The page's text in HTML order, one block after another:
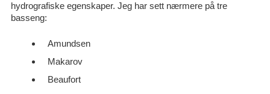
hydrografiske egenskaper. Jeg har sett nærmere på tre
basseng:
Amundsen
Makarov
Beaufort